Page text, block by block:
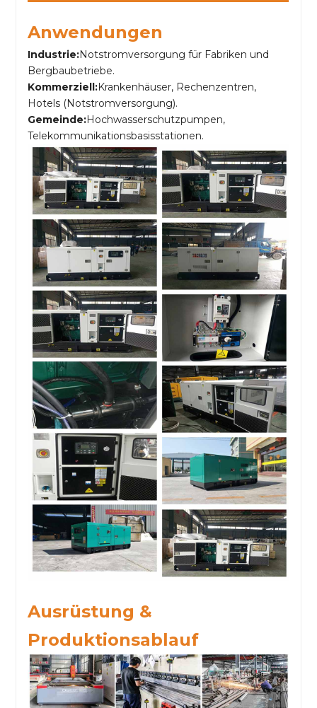
Anwendungen
Industrie:Notstromversorgung für Fabriken und
Bergbaubetriebe.
Kommerziell:Krankenhäuser, Rechenzentren,
Hotels (Notstromversorgung).
Gemeinde:Hochwasserschutzpumpen,
Telekommunikationsbasisstationen.
Ausrüstung &
Produktionsablauf